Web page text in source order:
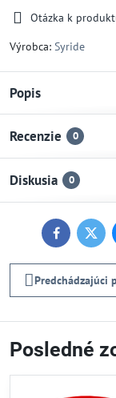
Otázka k
Výrobca: Syride
Popis
Recenzie 0
Diskusia 0
Facebook
Predchádzajúci
Posledné